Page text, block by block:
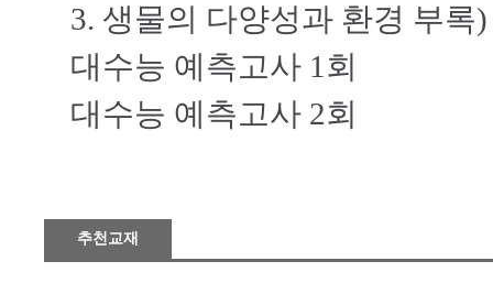
3. 생물의 다양성과 환경 부록
대수능 예측고사 1회
대수능 예측고사 2회
추천교재